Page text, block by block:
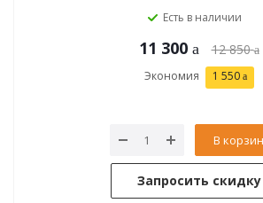
Есть в наличии
11 300 12 850
Экономия 1 550
В
Запросить скидку